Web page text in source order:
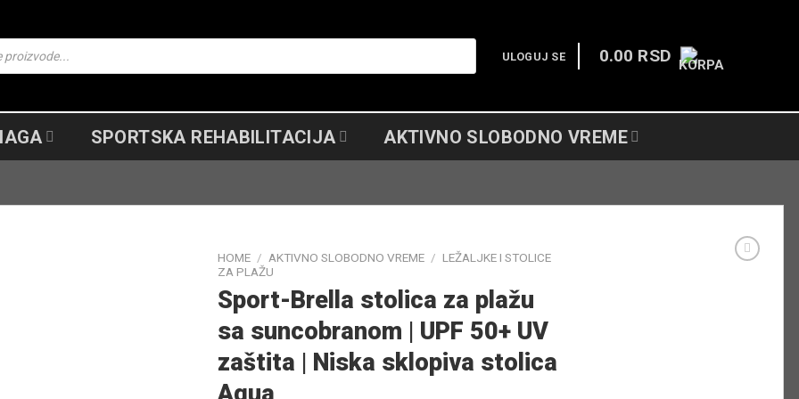
ULOGUJ SE 0.00 RSD
SPORTSKA REHABILITACIJA AKTIVNO SLOBODNO VREME
HOME / AKTIVNO SLOBODNO VREME / LEŽALJKE I STOLICE
ZA PLAŽU
Sport-Brella stolica za plažu
sa suncobranom | UPF 50+ UV
zaštita | Niska sklopiva stolica